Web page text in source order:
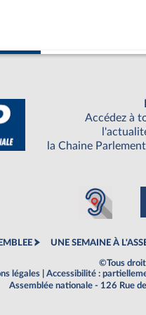
Accédez à
la Chaine
UNE SEMAINE À
©Tous
légales
Accessibilité :
Assemblée nationale - 126 Rue